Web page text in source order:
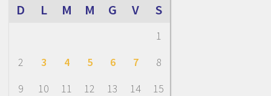
D L M M G V S
1
2
3 4 5 6 7
8
9
10 11 12 13 14
15